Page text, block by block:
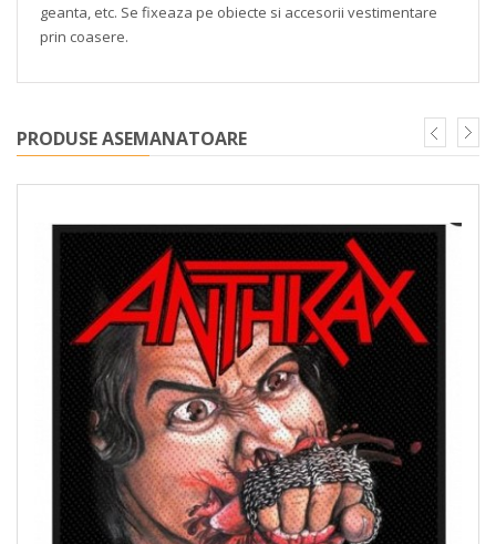
geanta, etc. Se fixeaza pe obiecte si accesorii vestimentare
prin coasere.
PRODUSE ASEMANATOARE